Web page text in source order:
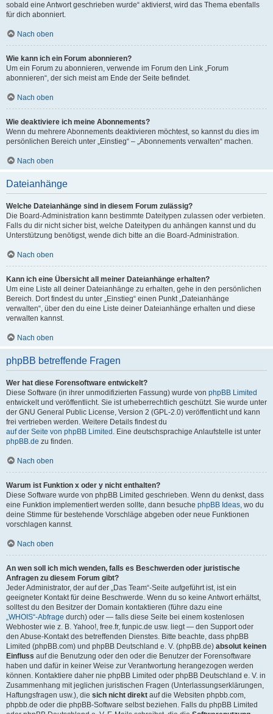
sobald eine Antwort geschrieben wurde“ aktivierst, wird das Thema ebenfalls
für dich abonniert.
Nach oben
Wie kann ich ein Forum abonnieren?
Um ein Forum zu abonnieren, verwende im Forum den Link „Forum
abonnieren“, der sich meist am Ende der Seite befindet.
Nach oben
Wie deaktiviere ich meine Abonnements?
Wenn du mehrere Abonnements deaktivieren möchtest, so kannst du dies im
persönlichen Bereich unter „Einstieg“ – „Abonnements verwalten“ machen.
Nach oben
Dateianhänge
Welche Dateianhänge sind in diesem Forum zulässig?
Die Board-Administration kann bestimmte Dateitypen zulassen oder verbieten.
Falls du dir nicht sicher bist, welche Dateitypen du anhängen kannst und du
Unterstützung benötigst, wende dich bitte an die Board-Administration.
Nach oben
Kann ich eine Übersicht all meiner Dateianhänge erhalten?
Um eine Liste all deiner Dateianhänge zu erhalten, gehe in den persönlichen
Bereich. Dort findest du unter „Einstieg“ einen Punkt „Dateianhänge
verwalten“, über den du eine Liste deiner Dateianhänge erhalten und diese
verwalten kannst.
Nach oben
phpBB betreffende Fragen
Wer hat diese Forensoftware entwickelt?
Diese Software (in ihrer unmodifizierten Fassung) wurde von phpBB Limited
entwickelt und veröffentlicht. Sie ist urheberrechtlich geschützt. Sie wurde unter
der GNU General Public License, Version 2 (GPL-2.0) veröffentlicht und kann
frei vertrieben werden. Weitere Details findest du
auf der Seite von phpBB Limited . Eine deutschsprachige Anlaufstelle ist unter
phpBB.de zu finden.
Nach oben
Warum ist Funktion x oder y nicht enthalten?
Diese Software wurde von phpBB Limited geschrieben. Wenn du denkst, dass
eine Funktion implementiert werden sollte, dann besuche phpBB Ideas, wo du
deine Stimme für bestehende Vorschläge abgeben oder neue Funktionen
vorschlagen kannst.
Nach oben
An wen soll ich mich wenden, falls es Beschwerden oder juristische
Anfragen zu diesem Forum gibt?
Jeder Administrator, der auf der „Das Team“-Seite aufgeführt ist, ist ein
geeigneter Kontakt für deine Beschwerde. Wenn du so keine Antwort erhältst,
solltest du den Besitzer der Domain kontaktieren (führe dazu eine
„WHOIS“-Abfrage durch) oder — falls diese Seite bei einem kostenlosen
Webhoster wie z. B. Yahoo!, free.fr, funpic.de usw. liegt — den Support oder
den Abuse-Kontakt des betreffenden Dienstes. Bitte beachte, dass phpBB
Limited (phpBB.com) und phpBB Deutschland e. V. (phpBB.de) absolut keinen
Einfluss auf die Benutzung oder den oder die Benutzer der Forensoftware
haben und dafür in keiner Weise zur Verantwortung herangezogen werden
können. Kontaktiere daher nie phpBB Limited oder phpBB Deutschland e. V. in
Zusammenhang mit jeglichen juristischen Fragen (Unterlassungserklärungen,
Haftungsfragen usw.), die sich nicht direkt auf die Websiten phpbb.com,
phpbb.de oder die phpBB-Software selbst beziehen. Falls du phpBB Limited